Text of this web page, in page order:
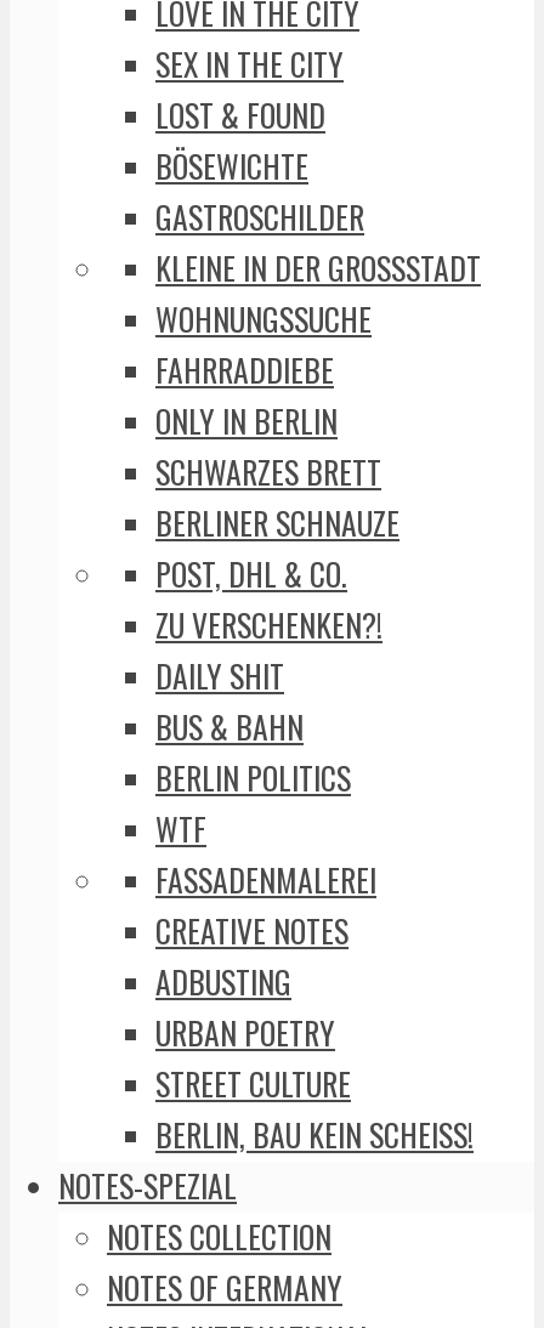
LOVE IN THE CITY
SEX IN THE CITY
LOST & FOUND
BÖSEWICHTE
GASTROSCHILDER
KLEINE IN DER GROSSSTADT
WOHNUNGSSUCHE
FAHRRADDIEBE
ONLY IN BERLIN
SCHWARZES BRETT
BERLINER SCHNAUZE
POST, DHL & CO.
ZU VERSCHENKEN?!
DAILY SHIT
BUS & BAHN
BERLIN POLITICS
WTF
FASSADENMALEREI
CREATIVE NOTES
ADBUSTING
URBAN POETRY
STREET CULTURE
BERLIN, BAU KEIN SCHEISS!
NOTES-SPEZIAL
NOTES COLLECTION
NOTES OF GERMANY